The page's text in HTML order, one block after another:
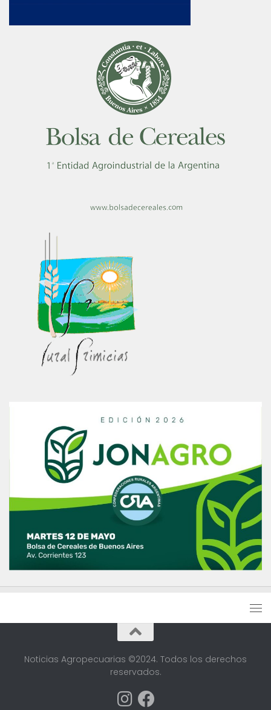
Noticias Agropecuarias ©2024. Todos los derechos
reservados.